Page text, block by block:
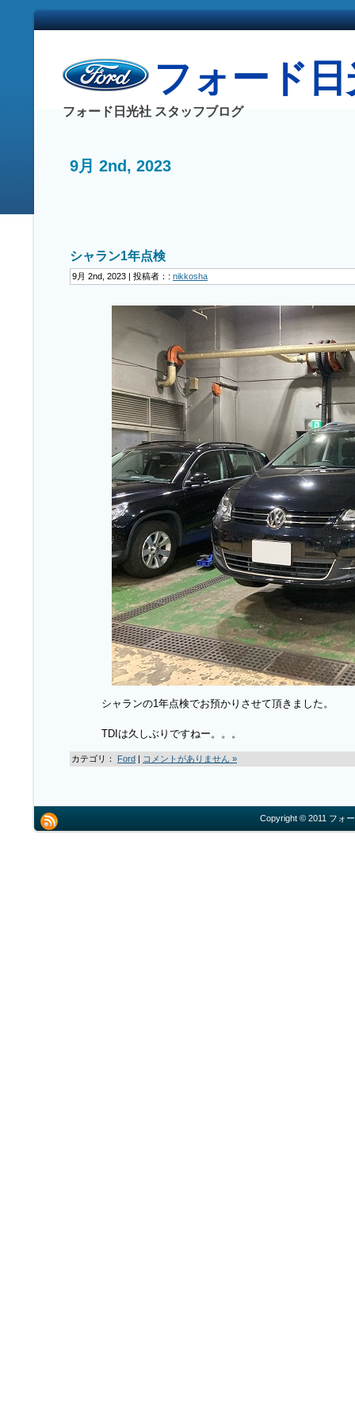
フォード
フォード日光社 スタッフブログ
9月 2nd, 2023
シャラン1年点検
9月 2nd, 2023 | 投稿者：: nikkosha
シャランの1年点検でお預かりさせて頂きました。
TDIは久しぶりですねー。。。
カテゴリ： Ford | コメントがありません »
Copyright © 2011 フォ